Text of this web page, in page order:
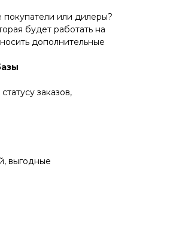
или дилеры?
будет работать на
дополнительные
заказов,
выгодные